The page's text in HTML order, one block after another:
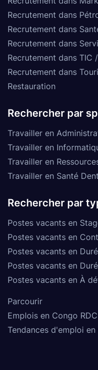
Recrutement dans
Recrutement dans
Recrutement dans
Recrutement dans TIC
Recrutement dans
Restauration
Rechercher par
Travailler en
Travailler en
Travailler en
Travailler en Santé
Rechercher par
Postes vacants en
Postes vacants en
Postes vacants en
Postes vacants en
Postes vacants en À
Parcourir
Emplois en Congo RDC
Tendances d'emploi en